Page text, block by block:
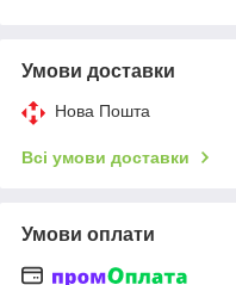
Умови доставки
Нова Пошта
Всі умови доставки
Умови оплати